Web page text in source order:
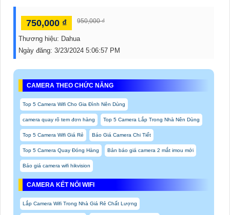
750,000 ₫ 950,000 ₫
Thương hiệu: Dahua
Ngày đăng: 3/23/2024 5:06:57 PM
CAMERA THEO CHỨC NĂNG
Top 5 Camera Wifi Cho Gia Đình Nên Dùng
camera quay rõ tem đơn hàng Top 5 Camera Lắp Trong Nhà Nên Dùng
Top 5 Camera Wifi Giá Rẻ Báo Giá Camera Chi Tiết
Top 5 Camera Quay Đóng Hàng Bản báo giá camera 2 mắt imou mới
Báo giá camera wifi hikvision
CAMERA KẾT NỐI WIFI
Lắp Camera Wifi Trong Nhà Giá Rẻ Chất Lượng